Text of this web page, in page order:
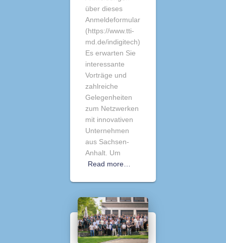
über dieses
Anmeldeformular
(https://www.tti-
md.de/indigitech)
Es erwarten Sie
interessante
Vorträge und
zahlreiche
Gelegenheiten
zum Netzwerken
mit innovativen
Unternehmen
aus Sachsen-
Anhalt. Um
Read more…